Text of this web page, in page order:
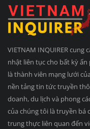
VIETNAM INQUIRER
nhật liên tục cho bất kỳ
là thành viên mạng lưới
nền tảng tin tức truyền
doanh, du lịch và phong
của chúng tôi là truyền bá
trung thực liên quan đến